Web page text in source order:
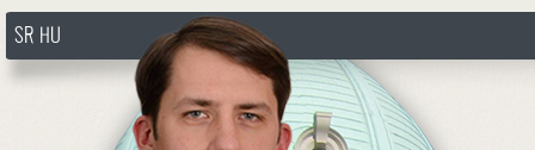
http://www.pasztorbalint.rs/sr
SR HU